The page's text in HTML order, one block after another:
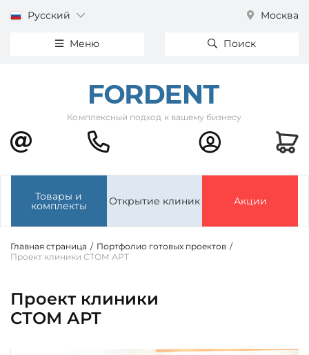
Русский Москва
Меню Поиск
Комплексный подход к вашему бизнесу
Товары и
комплекты Открытие клиник Акции
Главная страница / Портфолио готовых проектов /
Проект клиники СТОМ АРТ
Проект клиники
СТОМ АРТ